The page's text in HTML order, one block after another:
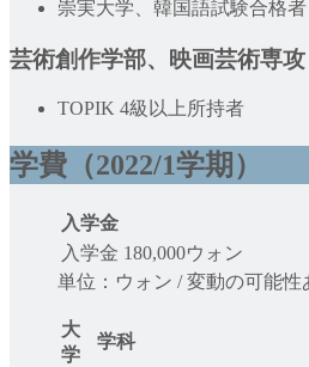
崇実大学、韓国語試験合格者
芸術創作学部、映画芸術専攻
TOPIK 4級以上所持者
学費（2022/1学期）
入学金
入学金 180,000ウォン
単位：ウォン / 変動の可能性
大
学
学科